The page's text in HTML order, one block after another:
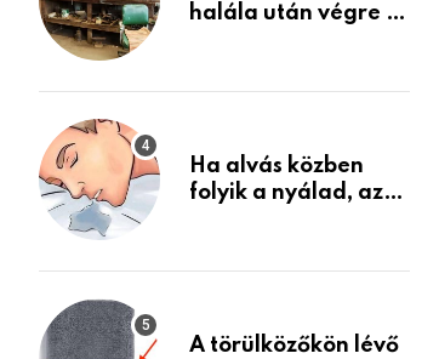
halála után végre át
holmiját – amit
életemet
Ha alvás közben
folyik a nyálad, az
A törülközőkön lévő